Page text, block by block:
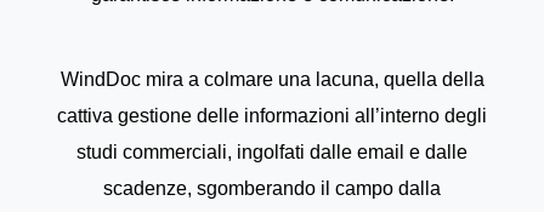
WindDoc mira a colmare una lacuna, quella della
cattiva gestione delle informazioni all’interno degli
studi commerciali, ingolfati dalle email e dalle
scadenze, sgomberando il campo dalla